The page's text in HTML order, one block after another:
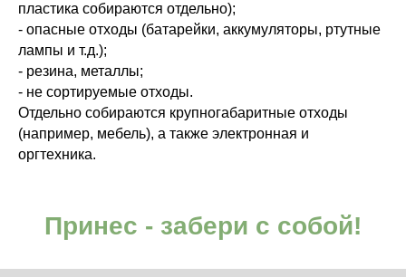
пластика собираются отдельно);
- опасные отходы (батарейки, аккумуляторы, ртутные
лампы и т.д.);
- резина, металлы;
- не сортируемые отходы.
Отдельно собираются крупногабаритные отходы
(например, мебель), а также электронная и
оргтехника.
Принес - забери с собой!